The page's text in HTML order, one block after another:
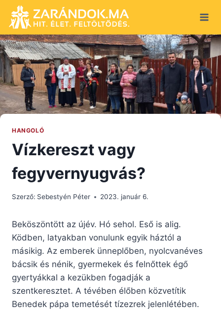
content
HANGOLÓ
Vízkereszt vagy
fegyvernyugvás?
Szerző: Sebestyén Péter 2023. január 6.
Beköszöntött az újév. Hó sehol. Eső is alig.
Ködben, latyakban vonulunk egyik háztól a
másikig. Az emberek ünneplőben, nyolcvanéves
bácsik és nénik, gyermekek és felnőttek égő
gyertyákkal a kezükben fogadják a
szentkeresztet. A tévében élőben közvetítik
Benedek pápa temetését tízezrek jelenlétében.